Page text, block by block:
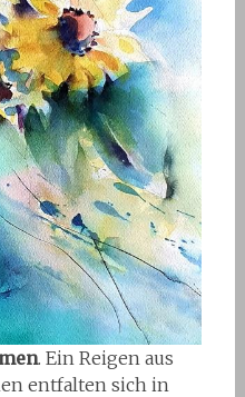
. Ein Reigen aus
entfalten sich in